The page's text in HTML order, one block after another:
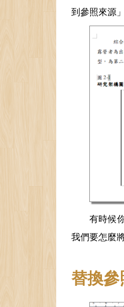
到參照來源
有時候
我們要怎麼
替換參